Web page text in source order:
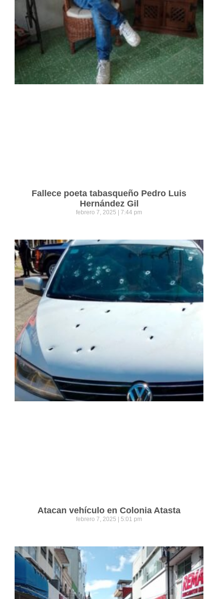
Fallece poeta tabasqueño Pedro Luis
Hernández Gil
febrero 7, 2025 7:44 pm
Atacan vehículo en Colonia Atasta
febrero 7, 2025 5:01 pm